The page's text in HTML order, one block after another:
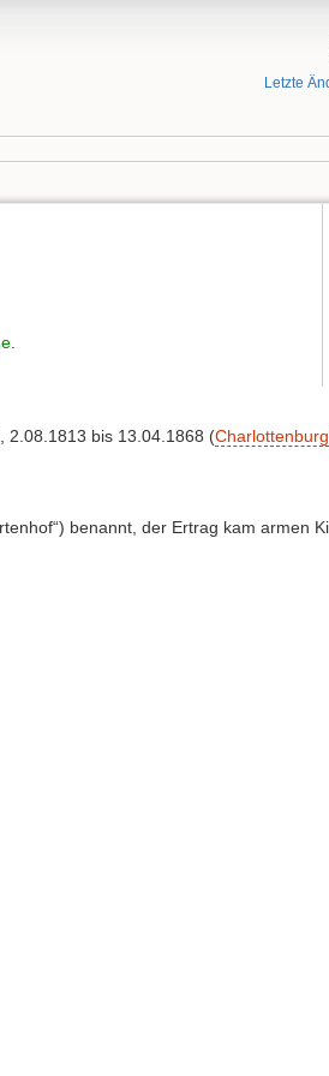
Letzte
, 2.08.1813 bis 13.04.1868 (Charlottenburg
benannt, der Ertrag kam armen